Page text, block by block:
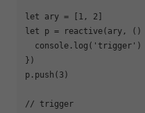
let ary = [ 1 , 2
let p = reactive(ary, ()
console .log( 'trigger' )
})
p.push( 3 )
// trigger